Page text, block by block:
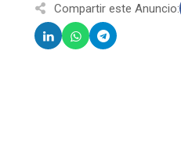
Compartir este Anuncio: